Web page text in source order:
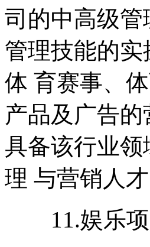
司的中高级
管理技能的
体 育赛事、
产品及广告
具备该行业
理 与营销人才
11.娱乐项